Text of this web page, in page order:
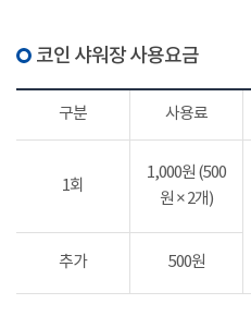
코인 샤워장 사용요금
구분 사용료
1회
1,000원 (500
원 × 2개)
추가 500원